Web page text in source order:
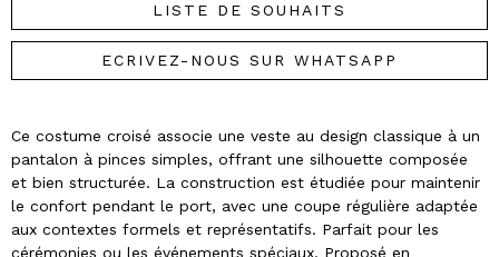
LISTE DE SOUHAITS
ECRIVEZ-NOUS SUR WHATSAPP
Ce costume croisé associe une veste au design classique à un
pantalon à pinces simples, offrant une silhouette composée
et bien structurée. La construction est étudiée pour maintenir
le confort pendant le port, avec une coupe régulière adaptée
aux contextes formels et représentatifs. Parfait pour les
cérémonies ou les événements spéciaux. Proposé en